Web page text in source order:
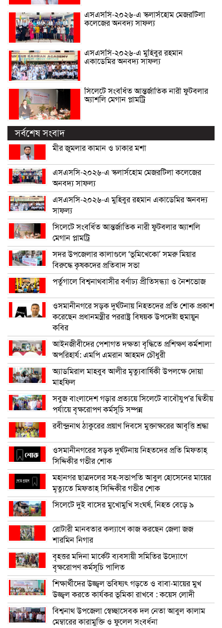
এসএসসি-২০২৬-এ স্কলার্সহোম মেজরটিলা
কলেজের অনবদ্য সাফল্য
এসএসসি-২০২৬-এ মুহিবুর রহমান
একাডেমির অনবদ্য সাফল্য
সিলেটে সংবর্ধিত আন্তর্জাতিক নারী ফুটবলার
অ্যাশলি মেগান প্লামট্রি
সর্বশেষ সংবাদ
মীর জুমলার কামান ও ঢাকার মশা
এসএসসি-২০২৬-এ স্কলার্সহোম মেজরটিলা কলেজের
অনবদ্য সাফল্য
এসএসসি-২০২৬-এ মুহিবুর রহমান একাডেমির অনবদ্য
সাফল্য
সিলেটে সংবর্ধিত আন্তর্জাতিক নারী ফুটবলার অ্যাশলি
মেগান প্লামট্রি
সদর উপজেলার কালাগুলে ‘ভূমিখেকো’ সমরু মিয়ার
বিরুদ্ধে কৃষকদের প্রতিবাদ সভা
পর্তুগালে বিশ্বনাথবাসীর বর্ণাঢ্য প্রীতিসন্ধ্যা ও নৈশভোজ
ওসমানীনগরে সড়ক দুর্ঘটনায় নিহতদের প্রতি শোক প্রকাশ
করেছেন প্রধানমন্ত্রীর পররাষ্ট্র বিষয়ক উপদেষ্টা হুমায়ুন
কবির
আইনজীবীদের পেশাগত দক্ষতা বৃদ্ধিতে প্রশিক্ষণ কর্মশালা
অপরিহার্য: এমপি এমরান আহমদ চৌধুরী
অ্যাডমিরাল মাহবুব আলীর মৃত্যুবার্ষিকী উপলক্ষে দোয়া
মাহফিল
সবুজ বাংলাদেশ গড়ার প্রত্যয়ে সিলেটে বাবৌযুপ’র দ্বিতীয়
পর্যায়ে বৃক্ষরোপণ কর্মসূচি সম্পন্ন
রবীন্দ্রনাথ ঠাকুরের প্রয়াণ দিবসে মুক্তাক্ষরের আবৃত্তি শ্রদ্ধা
ওসমানীনগরের সড়ক দুর্ঘটনায় নিহতদের প্রতি মিফতাহ্
সিদ্দিকীর গভীর শোক
মহানগর ছাত্রদলের সহ-সভাপতি আবুল হোসেনের মায়ের
মৃত্যুতে মিফতাহ্ সিদ্দিকীর গভীর শোক
সিলেটে দুই বাসের মুখোমুখি সংঘর্ষ, নিহত বেড়ে ৯
রোটারী মানবতার কল্যাণে কাজ করছেন জেলা জজ
শারমিন নিগার
বৃহত্তর মদিনা মার্কেট ব্যবসায়ী সমিতির উদ্যোগে
বৃক্ষরোপণ কর্মসূচি পালিত
শিক্ষার্থীদের উজ্জ্বল ভবিষ্যৎ গড়তে ও বাবা-মায়ের মুখ
উজ্জ্বল করতে কার্যকর ভূমিকা রাখবে : কয়েস লোদী
বিশ্বনাথ উপজেলা স্বেচ্ছাসেবক দল নেতা আবুল কালাম
মেম্বারের কারামুক্তি ও ফুলেল সংবর্ধনা